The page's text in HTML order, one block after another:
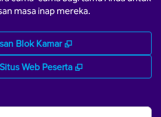
masa inap mereka.
Blok Kamar ,
Web Peserta
,